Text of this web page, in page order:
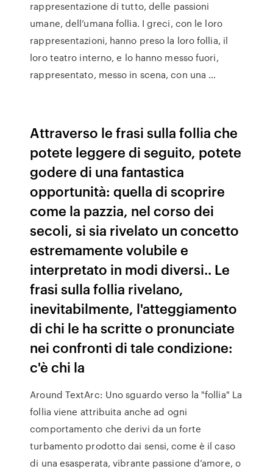
rappresentazione di tutto, delle passioni
umane, dell’umana follia. I greci, con le loro
rappresentazioni, hanno preso la loro follia, il
loro teatro interno, e lo hanno messo fuori,
rappresentato, messo in scena, con una …
Attraverso le frasi sulla follia che
potete leggere di seguito, potete
godere di una fantastica
opportunità: quella di scoprire
come la pazzia, nel corso dei
secoli, si sia rivelato un concetto
estremamente volubile e
interpretato in modi diversi.. Le
frasi sulla follia rivelano,
inevitabilmente, l'atteggiamento
di chi le ha scritte o pronunciate
nei confronti di tale condizione:
c'è chi la
Around TextArc: Uno sguardo verso la "follia" La
follia viene attribuita anche ad ogni
comportamento che derivi da un forte
turbamento prodotto dai sensi, come è il caso
di una esasperata, vibrante passione d’amore, o